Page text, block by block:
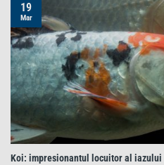
Koi: impresionantul locuitor al iazului
19
Mar